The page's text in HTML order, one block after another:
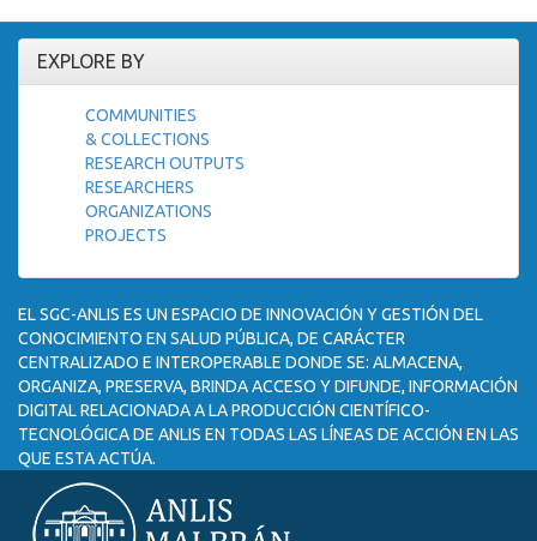
EXPLORE BY
COMMUNITIES
& COLLECTIONS
RESEARCH OUTPUTS
RESEARCHERS
ORGANIZATIONS
PROJECTS
EL SGC-ANLIS ES UN ESPACIO DE INNOVACIÓN Y GESTIÓN DEL
CONOCIMIENTO EN SALUD PÚBLICA, DE CARÁCTER
CENTRALIZADO E INTEROPERABLE DONDE SE: ALMACENA,
ORGANIZA, PRESERVA, BRINDA ACCESO Y DIFUNDE, INFORMACIÓN
DIGITAL RELACIONADA A LA PRODUCCIÓN CIENTÍFICO-
TECNOLÓGICA DE ANLIS EN TODAS LAS LÍNEAS DE ACCIÓN EN LAS
QUE ESTA ACTÚA.